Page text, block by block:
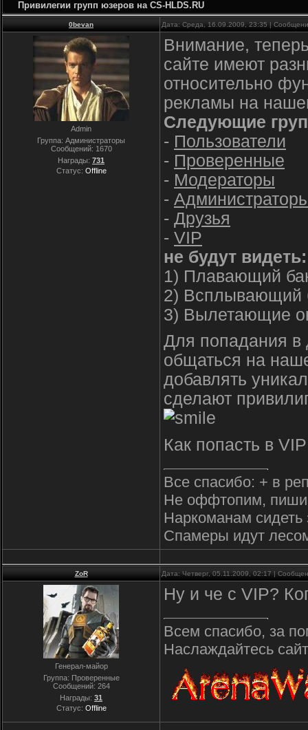
Привилегии групп юзеров на CS-HLDS.RU
0bevan Дата: Среда, 16.09.2009, 23:35 |
Admin
Группа: Администраторы
Сообщений: 1670
Награды: 731
Статус: Offline
Внимание,
сайте имеют
относительно
рекламы на
Следующие
- Пользователи
- Проверенные
- Модераторы
-
- Друзья
- VIP
не будут видеть:
1) Плавающий
2) Всплывающий
3) Вылетающие
Для попадания в
общаться на
добавлять
сделают
Как попасть в
Все спасибо: + в
Не оффтопим,
Наркоманам сидеть
Спамеры идут
ZoR Дата: Четверг, 05.11.2009, 02:17 |
Генерал-майор
Группа: Проверенные
Сообщений: 264
Награды: 31
Статус: Offline
Ну и че с VIP?
Всем спасибо, за
Наслаждайтесь